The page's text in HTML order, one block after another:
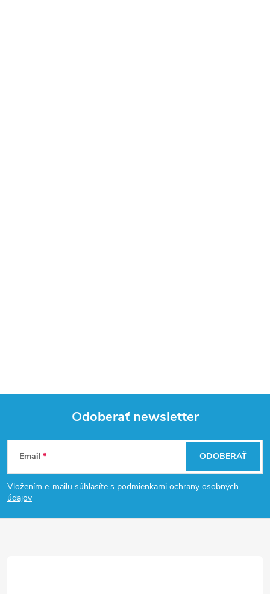
Z
á
p
Odoberať newsletter
Email
Vložením e-mailu súhlasíte s podmienkami ochrany osobných
údajov
ODOBERAŤ